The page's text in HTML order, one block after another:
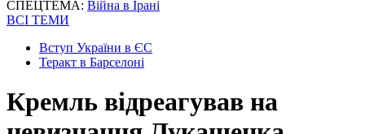
СПЕЦТЕМА: Війна в Ірані
ВСІ ТЕМИ
Вступ України в ЄС
Теракт в Барселоні
Кремль відреагував на